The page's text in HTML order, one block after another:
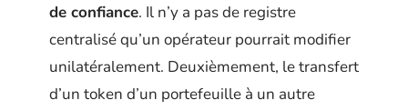
de confiance. Il n’y a pas de registre
centralisé qu’un opérateur pourrait modifier
unilatéralement. Deuxièmement, le transfert
d’un token d’un portefeuille à un autre